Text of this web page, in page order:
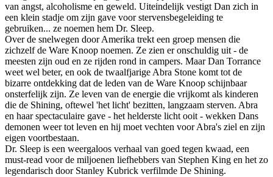
van angst, alcoholisme en geweld. Uiteindelijk vestigt Dan zich in
een klein stadje om zijn gave voor stervensbegeleiding te
gebruiken... ze noemen hem Dr. Sleep.
Over de snelwegen door Amerika trekt een groep mensen die
zichzelf de Ware Knoop noemen. Ze zien er onschuldig uit - de
meesten zijn oud en ze rijden rond in campers. Maar Dan Torrance
weet wel beter, en ook de twaalfjarige Abra Stone komt tot de
bizarre ontdekking dat de leden van de Ware Knoop schijnbaar
onsterfelijk zijn. Ze leven van de energie die vrijkomt als kinderen
die de Shining, oftewel 'het licht' bezitten, langzaam sterven. Abra
en haar spectaculaire gave - het helderste licht ooit - wekken Dans
demonen weer tot leven en hij moet vechten voor Abra's ziel en zijn
eigen voortbestaan.
Dr. Sleep is een weergaloos verhaal van goed tegen kwaad, een
must-read voor de miljoenen liefhebbers van Stephen King en het zo
legendarisch door Stanley Kubrick verfilmde De Shining.